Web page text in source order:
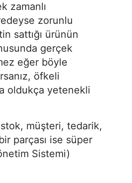
zamanlı
zorunlu
sattığı ürünün
gerçek
eğer böyle
öfkeli
oldukça yetenekli
müşteri, tedarik,
parçası ise süper
Sistemi)